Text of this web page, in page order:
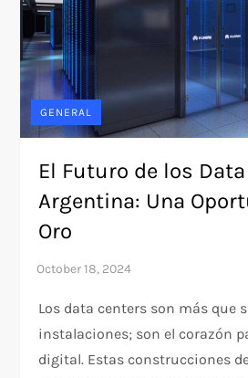
GENERAL
El Futuro de los
Argentina: Una
Oro
Los data centers son más que
instalaciones; son el corazón
digital. Estas construcciones